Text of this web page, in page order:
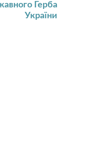
Герба
України